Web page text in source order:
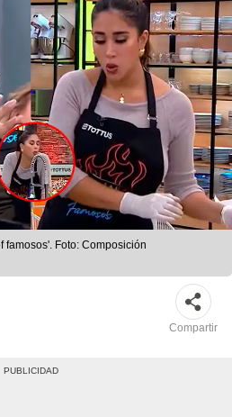
famosos'. Foto: Composición
Compartir